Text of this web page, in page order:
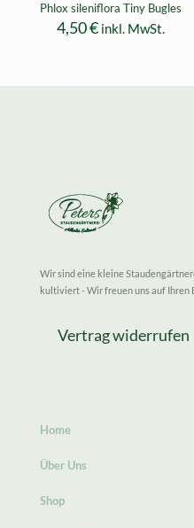
Phlox sileniflora Tiny Bugles
4,50€ inkl. MwSt.
Wir sind eine kleine
kultiviert - Wir freuen uns auf Ihren
Vertrag widerrufen
Home
Über Uns
Shop